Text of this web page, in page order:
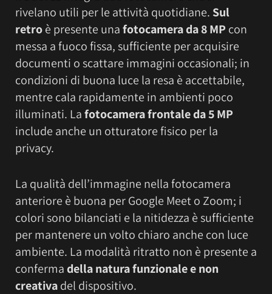
rivelano utili per le attività quotidiane. Sul
retroè presente unafotocamera da 8 MP con
messa a fuoco fissa, sufficiente per acquisire
documenti o scattare immagini occasionali; in
condizioni di buona luce la resa è accettabile,
mentre cala rapidamente in ambienti poco
illuminati. Lafotocamera frontale da 5 MP
include anche un otturatore fisico per la
privacy.
La qualità dell’immagine nella fotocamera
anteriore è buona per Google Meet o Zoom; i
colori sono bilanciati e la nitidezza è sufficiente
per mantenere un volto chiaro anche con luce
ambiente. La modalità ritratto non è presente a
confermadella natura funzionale e non
creativadel dispositivo.